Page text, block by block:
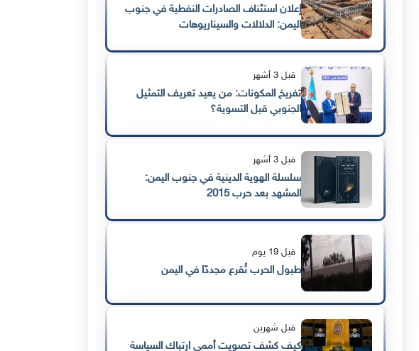
إعلان استئناف الصادرات النفطية في جنوب
اليمن: الدلالات والسيناريوهات
قبل 3 أشهر
تفريخ المكونات: من يعيد تعريف التمثيل
الجنوبي قبل التسوية؟
قبل 3 أشهر
سلسلة الهوية الدينية في جنوب اليمن:
المشهد بعد حرب 2015
قبل 19 يوم
طبول الحرب تُقرع مجددًا في اليمن
قبل شهرين
كيف كشف تصويت أممي ارتباك السياسة